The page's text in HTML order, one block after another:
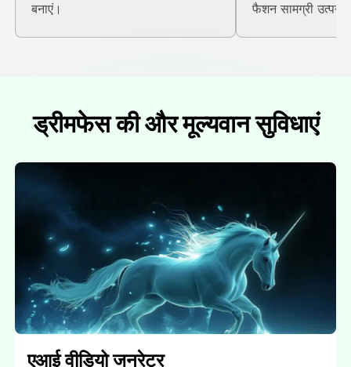
बनाएं।
फैशन सामग्री
ड्रीमफेस की और मूल्यवान सुविधाएं
एआई वीडियो जनरेटर